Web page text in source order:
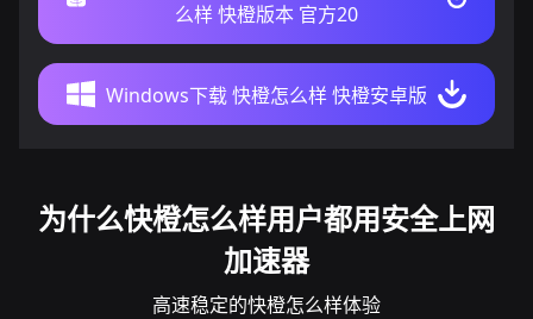
么样 快橙版本 官方20
Windows下载 快橙怎么样 快橙安卓版
为什么快橙怎么样用户都用安全上网
加速器
高速稳定的快橙怎么样体验